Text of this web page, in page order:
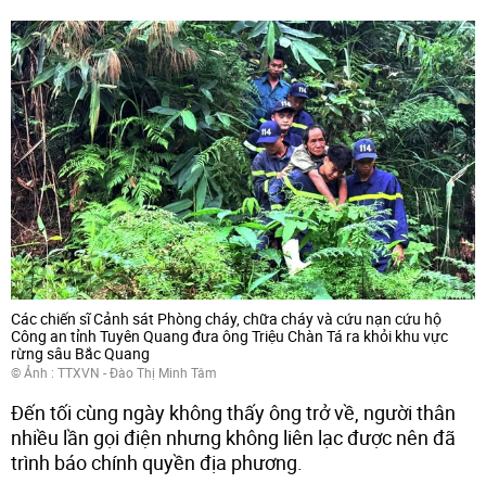
Các chiến sĩ Cảnh sát Phòng cháy, chữa cháy và cứu nạn cứu hộ
Công an tỉnh Tuyên Quang đưa ông Triệu Chàn Tá ra khỏi khu vực
rừng sâu Bắc Quang
© Ảnh : TTXVN - Đào Thị Minh Tâm
Đến tối cùng ngày không thấy ông trở về, người thân
nhiều lần gọi điện nhưng không liên lạc được nên đã
trình báo chính quyền địa phương.